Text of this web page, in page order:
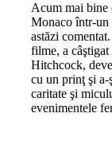
Acum mai bine
Monaco într-un
astăzi
filme, a
Hitchcock,
cu un prinţ şi a-
caritate şi
evenimentele